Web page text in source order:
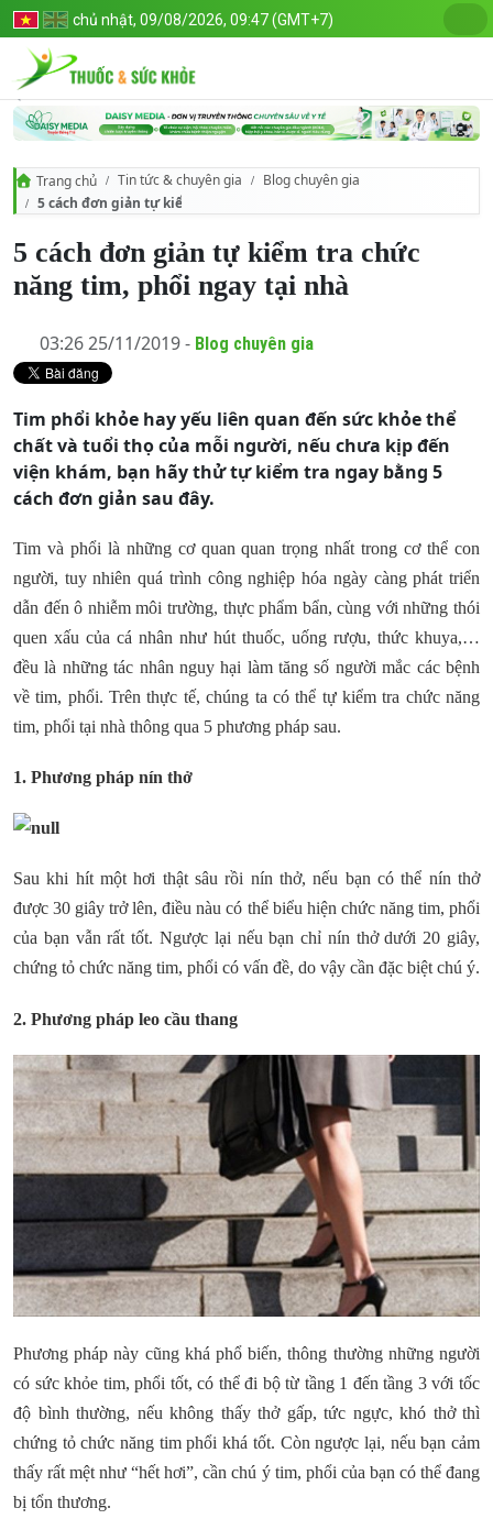
chủ nhật, 09/08/2026, 09:47 (GMT+7)
Trang chủ Tin tức & chuyên gia
Blog chuyên gia
5 cách đơn giản tự kiểm tra chức năng tim, phổi ngay tại nhà
5 cách đơn giản tự kiểm tra chức
năng tim, phổi ngay tại nhà
03:26 25/11/2019 - Blog chuyên gia
Tim phổi khỏe hay yếu liên quan đến sức khỏe thể
chất và tuổi thọ của mỗi người, nếu chưa kịp đến
viện khám, bạn hãy thử tự kiểm tra ngay bằng 5
cách đơn giản sau đây.
Tim và phổi là những cơ quan quan trọng nhất trong cơ thể con
người, tuy nhiên quá trình công nghiệp hóa ngày càng phát triển
dẫn đến ô nhiễm môi trường, thực phẩm bẩn, cùng với những thói
quen xấu của cá nhân như hút thuốc, uống rượu, thức khuya,…
đều là những tác nhân nguy hại làm tăng số người mắc các bệnh
về tim, phổi. Trên thực tế, chúng ta có thể tự kiểm tra chức năng
tim, phổi tại nhà thông qua 5 phương pháp sau.
1. Phương pháp nín thở
Sau khi hít một hơi thật sâu rồi nín thở, nếu bạn có thể nín thở
được 30 giây trở lên, điều nàu có thể biểu hiện chức năng tim, phổi
của bạn vẫn rất tốt. Ngược lại nếu bạn chỉ nín thở dưới 20 giây,
chứng tỏ chức năng tim, phổi có vấn đề, do vậy cần đặc biệt chú ý.
2. Phương pháp leo cầu thang
Phương pháp này cũng khá phổ biến, thông thường những người
có sức khỏe tim, phổi tốt, có thể đi bộ từ tầng 1 đến tầng 3 với tốc
độ bình thường, nếu không thấy thở gấp, tức ngực, khó thở thì
chứng tỏ chức năng tim phổi khá tốt. Còn ngược lại, nếu bạn cảm
thấy rất mệt như “hết hơi”, cần chú ý tim, phổi của bạn có thể đang
bị tổn thương.